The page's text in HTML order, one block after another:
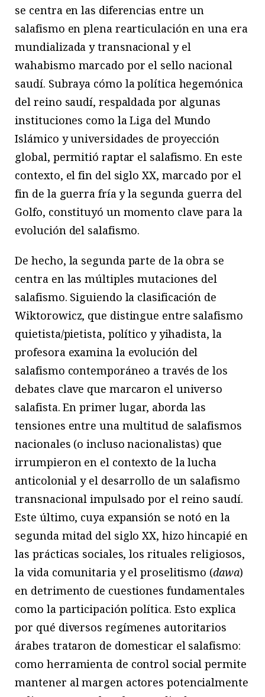
se centra en las diferencias entre un
salafismo en plena rearticulación en una era
mundializada y transnacional y el
wahabismo marcado por el sello nacional
saudí. Subraya cómo la política hegemónica
del reino saudí, respaldada por algunas
instituciones como la Liga del Mundo
Islámico y universidades de proyección
global, permitió raptar el salafismo. En este
contexto, el fin del siglo XX, marcado por el
fin de la guerra fría y la segunda guerra del
Golfo, constituyó un momento clave para la
evolución del salafismo.
De hecho, la segunda parte de la obra se
centra en las múltiples mutaciones del
salafismo. Siguiendo la clasificación de
Wiktorowicz, que distingue entre salafismo
quietista/pietista, político y yihadista, la
profesora examina la evolución del
salafismo contemporáneo a través de los
debates clave que marcaron el universo
salafista. En primer lugar, aborda las
tensiones entre una multitud de salafismos
nacionales (o incluso nacionalistas) que
irrumpieron en el contexto de la lucha
anticolonial y el desarrollo de un salafismo
transnacional impulsado por el reino saudí.
Este último, cuya expansión se notó en la
segunda mitad del siglo XX, hizo hincapié en
las prácticas sociales, los rituales religiosos,
la vida comunitaria y el proselitismo (dawa)
en detrimento de cuestiones fundamentales
como la participación política. Esto explica
por qué diversos regímenes autoritarios
árabes trataron de domesticar el salafismo:
como herramienta de control social permite
mantener al margen actores potencialmente